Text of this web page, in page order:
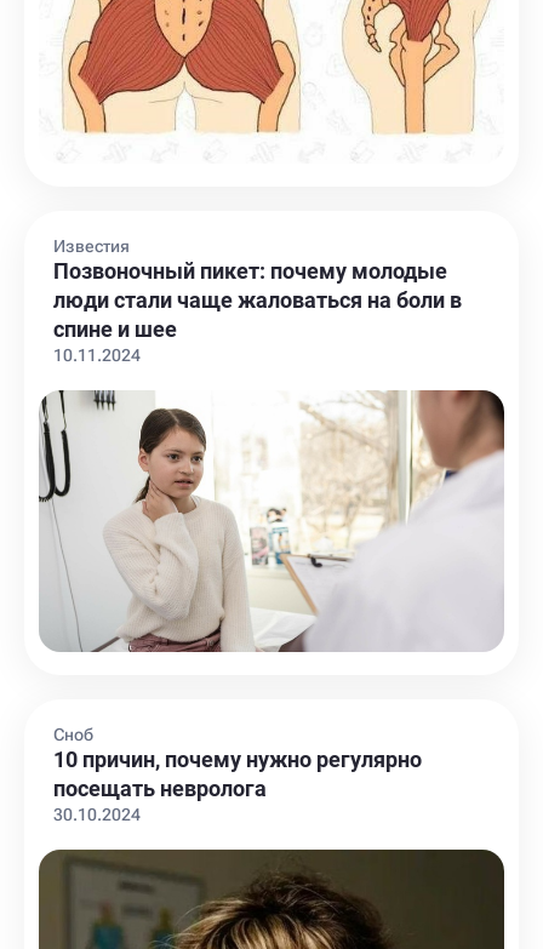
Известия
Позвоночный пикет: почему молодые
люди стали чаще жаловаться на боли в
спине и шее
10.11.2024
Сноб
10 причин, почему нужно регулярно
посещать невролога
30.10.2024